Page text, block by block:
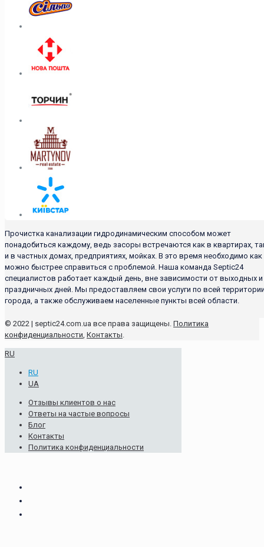
Прочистка канализации гидродинамическим способом может
понадобиться каждому, ведь засоры встречаются как в квартирах,
и в частных домах, предприятиях, мойках. В это время необходимо как
можно быстрее справиться с проблемой. Наша команда Septic24
специалистов работает каждый день, вне зависимости от выходных и
праздничных дней. Мы предоставляем свои услуги по всей
города, а также обслуживаем населенные пункты всей области.
© 2022 | septic24.com.ua все права защищены. Политика
конфиденциальности, Контакты.
RU
RU
UA
Отзывы клиентов о нас
Ответы на частые вопросы
Блог
Контакты
Политика конфиденциальности